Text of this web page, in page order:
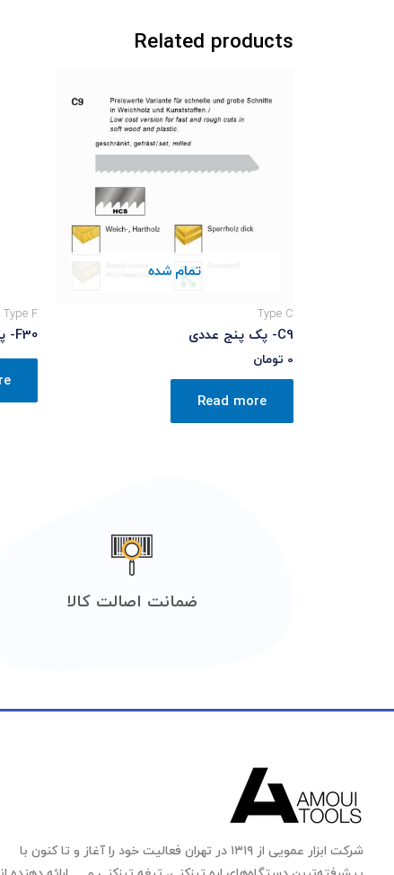
Related products
تمام شده
Type C
C9- پک پنج عددی
0 تومان
Read more
Type F
F30- پک پنج عددی
ضمانت اصالت کالا
شرکت ابزار عمویی از ۱۳۱۹ در تهران فعالیت خود را آغاز و تا کنون با